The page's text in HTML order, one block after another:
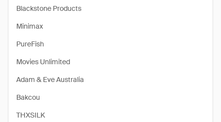
Blackstone Products
Minimax
PureFish
Movies Unlimited
Adam & Eve Australia
Bakcou
THXSILK